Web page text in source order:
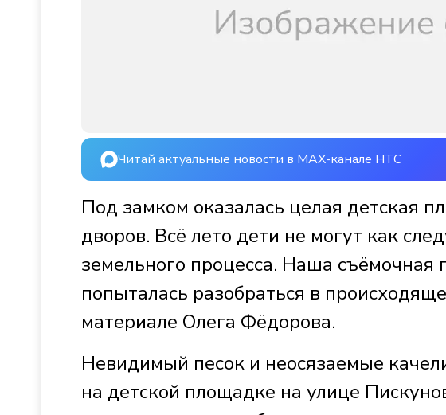
Читай актуальные новости в MAX-канале НТС
Под замком оказалась целая детская
дворов. Всё лето дети не могут как
земельного процесса. Наша съёмочная
попыталась разобраться в
материале Олега Фёдорова.
Невидимый песок и неосязаемые
на детской площадке на улице